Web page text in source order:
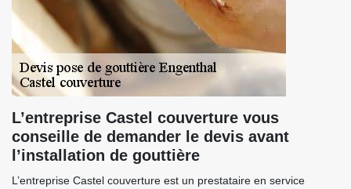
L’entreprise Castel couverture vous
conseille de demander le devis avant
l’installation de gouttière
L’entreprise Castel couverture est un prestataire en service